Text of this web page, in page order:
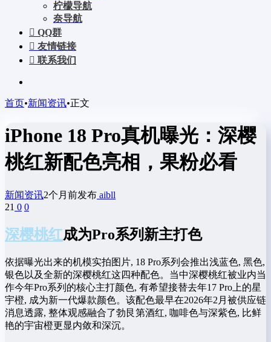
柠檬导航
奈导航
QQ群
友情链接
联系我们
首页•新闻资讯•正文
iPhone 18 Pro真机曝光：深樱
桃红新配色亮相，果粉必看
新闻资讯2个月前发布 aibll
21 0 0
深樱桃红成为Pro系列新主打色
依据曝光出来的机模实拍图片, 18 Pro系列会推出浅蓝色, 黑色,
银色以及全新的深樱桃红这四种配色。当中深樱桃红被业内当
作今年Pro系列的核心主打颜色, 有希望接替去年17 Pro上的星
宇橙, 成为新一代爆款颜色。该配色最早在2026年2月被供应链
消息透露, 整体观感融合了勃艮第酒红, 咖啡色与深紫色, 比鲜
艳的宇宙橙更显内敛和深沉。